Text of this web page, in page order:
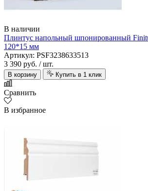
В наличии
Плинтус напольный шпонированный
120*15 мм
Артикул: PSF3238633513
3 390 руб. / шт.
В корзину Купить в 1 клик
Сравнить
В избранное